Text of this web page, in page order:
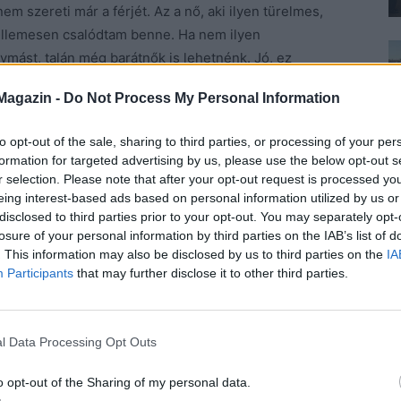
- Do Not Process My Personal Information
opt-out of the sale, sharing to third parties, or processing of your
for targeted advertising by us, please use the below opt-out
selection. Please note that after your opt-out request is processed
interest-based ads based on personal information utilized by us
to third parties prior to your opt-out. You may separately
of your personal information by third parties on the IAB’s list of
This information may also be disclosed by us to third parties on the
Participants that may further disclose it to other third parties.
Data Processing Opt Outs
opt-out of the Sharing of my personal data.
szereti már a férjét. Az a nő, aki ilyen türelmes,
csalódtam benne. Ha nem ilyen
talán még barátnők is lehetnénk. Jó, ez
okos nő. De kiábrándult.
Levente és fél lábbal már kint is volt az ajtón.
akar keresgélni? Vagy tényleg hazamegy?
nem volt kedvem a karjai közt lenni. Nem ezt ígérte.
Mégse tett semmit, csak kisétált. Lehet,
hogy van egy harmadik nő? Ma már semmin nem
és zenét hallgattam . Amikor kiszálltam,
egyedül voltam, ami ritka pillanat az
járt a fejemben, hogy nem is kell nekem senki, jó ez
játék ez a részemről. Nem holmi kalandocska,
hogy ő szeret-e vagy sem. Ha vége, túlélek, ha
elég nagy harcos vagyok ahhoz, hogy ne engedjem